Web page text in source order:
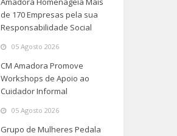
de 170 Empresas pela sua
Responsabilidade Social
05 Agosto 2026
CM Amadora Promove
Workshops de Apoio ao
Cuidador Informal
05 Agosto 2026
Grupo de Mulheres Pedala